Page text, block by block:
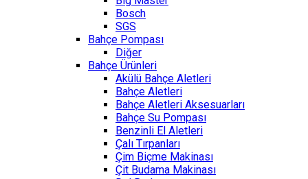
Bosch
SGS
Bahçe Pompası
Diğer
Bahçe Ürünleri
Akülü Bahçe Aletleri
Bahçe Aletleri
Bahçe Aletleri Aksesuarları
Bahçe Su Pompası
Benzinli El Aletleri
Çalı Tırpanları
Çim Biçme Makinası
Çit Budama Makinası